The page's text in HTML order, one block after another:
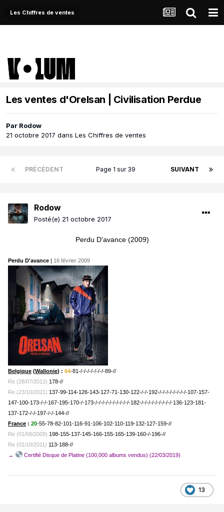
Les Chiffres de ventes
Les ventes d'Orelsan | Civilisation Perdue
Par Rodow
21 octobre 2017 dans Les Chiffres de ventes
PRÉCÉDENT SUIVANT
Page 1 sur 39
Rodow
Posté(e) 21 octobre 2017
Perdu D'avance (2009)
Perdu D'avance 16 février 2009
Belgique (Wallonie) : 64-81-/-/-/-/-/-/-/-89-//
Re (28/07/2012) 178-//
Re (23/10/2021) 137-99-114-126-143-127-71-130-122-/-/-192-/-/-/-/-/-/-/-/-107-157-
147-100-173-/-/-167-195-170-/-173-/-/-/-/-/-/-/-/-/-/-182-/-/-/-/-/-/-/-/-/-136-123-181-
137-172-/-/-197-/-/-144-//
France : 20-55-78-82-101-116-91-106-102-110-119-132-127-159-//
Re (01/08/2009) 198-155-137-145-166-155-165-139-160-/-196-//
Re (01/10/2011) 113-188-//
→
Certifié Disque de Platine (100,000 albums vendus) (22/03/2019)
13